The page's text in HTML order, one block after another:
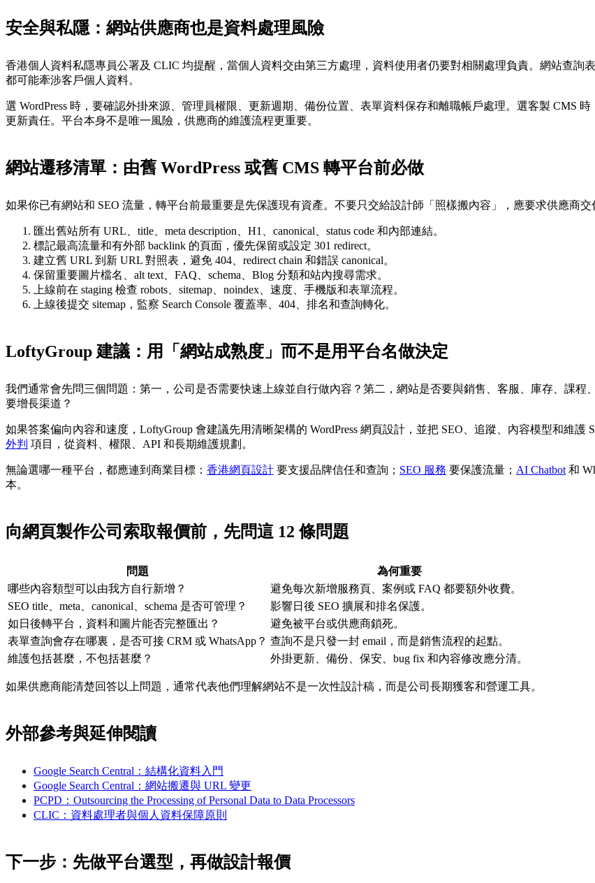
安全與私隱：網站供應商也是資料處理風險
香港個人資料私隱專員公署及 CLIC 均提醒，當個人資料交由第三方處理，資料使用者仍要對相關處理負責。網站查詢
都可能牽涉客戶個人資料。
選 WordPress 時，要確認外掛來源、管理員權限、更新週期、備份位置、表單資料保存和離職帳戶處理。選客製 CMS
更新責任。平台本身不是唯一風險，供應商的維護流程更重要。
網站遷移清單：由舊 WordPress 或舊 CMS 轉平台前必做
如果你已有網站和 SEO 流量，轉平台前最重要是先保護現有資產。不要只交給設計師「照樣搬內容」，應要求供應商交
匯出舊站所有 URL、title、meta description、H1、canonical、status code 和內部連結。
標記最高流量和有外部 backlink 的頁面，優先保留或設定 301 redirect。
建立舊 URL 到新 URL 對照表，避免 404、redirect chain 和錯誤 canonical。
保留重要圖片檔名、alt text、FAQ、schema、Blog 分類和站內搜尋需求。
上線前在 staging 檢查 robots、sitemap、noindex、速度、手機版和表單流程。
上線後提交 sitemap，監察 Search Console 覆蓋率、404、排名和查詢轉化。
LoftyGroup 建議：用「網站成熟度」而不是用平台名做決定
我們通常會先問三個問題：第一，公司是否需要快速上線並自行做內容？第二，網站是否要與銷售、客服、庫存、課程
要增長渠道？
如果答案偏向內容和速度，LoftyGroup 會建議先用清晰架構的 WordPress 網頁設計，並把 SEO、追蹤、內容模型和維
外判 項目，從資料、權限、API 和長期維護規劃。
無論選哪一種平台，都應連到商業目標： 香港網頁設計 要支援品牌信任和查詢； SEO 服務 要保護流量； AI Chatbot 和
本。
向網頁製作公司索取報價前，先問這 12 條問題
問題
為何重要
哪些內容類型可以由我方自行新增？
避免每次新增服務頁、案例或 FAQ 都要額外收費。
SEO title、meta、canonical、schema 是否可管理？
影響日後 SEO 擴展和排名保護。
如日後轉平台，資料和圖片能否完整匯出？
避免被平台或供應商鎖死。
表單查詢會存在哪裏，是否可接 CRM 或 WhatsApp？ 查詢不是只發一封 email，而是銷售流程的起點。
維護包括甚麼，不包括甚麼？
外掛更新、備份、保安、bug fix 和內容修改應分清。
如果供應商能清楚回答以上問題，通常代表他們理解網站不是一次性設計稿，而是公司長期獲客和營運工具。
外部參考與延伸閱讀
Google Search Central：結構化資料入門
Google Search Central：網站搬遷與 URL 變更
PCPD：Outsourcing the Processing of Personal Data to Data Processors
CLIC：資料處理者與個人資料保障原則
下一步：先做平台選型，再做設計報價